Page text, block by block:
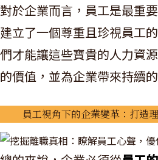
對於企業而言，員工是最重
建立了一個尊重且珍視員工
們才能讓這些寶貴的人力資
的價值，並為企業帶來持續
員工視角下的企業變革：打造